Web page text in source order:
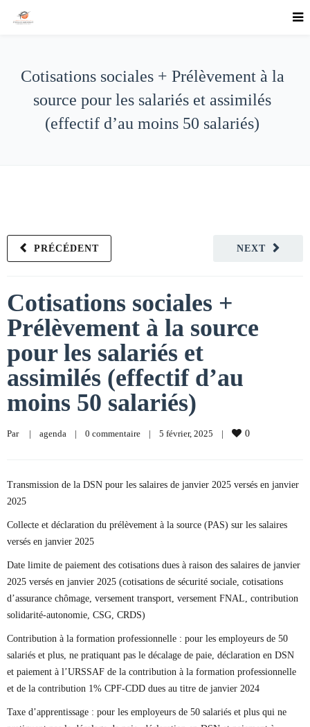
Cotisations sociales + Prélèvement à la
source pour les salariés et assimilés
(effectif d’au moins 50 salariés)
NEXT
PRÉCÉDENT
Cotisations sociales +
Prélèvement à la source
pour les salariés et
assimilés (effectif d’au
moins 50 salariés)
Par | agenda | 0 commentaire | 5 février, 2025 | 0
Transmission de la DSN pour les salaires de janvier 2025 versés en janvier
2025
Collecte et déclaration du prélèvement à la source (PAS) sur les salaires
versés en janvier 2025
Date limite de paiement des cotisations dues à raison des salaires de janvier
2025 versés en janvier 2025 (cotisations de sécurité sociale, cotisations
d’assurance chômage, versement transport, versement FNAL, contribution
solidarité-autonomie, CSG, CRDS)
Contribution à la formation professionnelle : pour les employeurs de 50
salariés et plus, ne pratiquant pas le décalage de paie, déclaration en DSN
et paiement à l’URSSAF de la contribution à la formation professionnelle
et de la contribution 1% CPF-CDD dues au titre de janvier 2024
Taxe d’apprentissage : pour les employeurs de 50 salariés et plus qui ne